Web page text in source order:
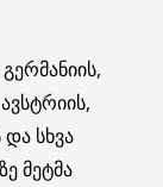
სხვა
მეტმა